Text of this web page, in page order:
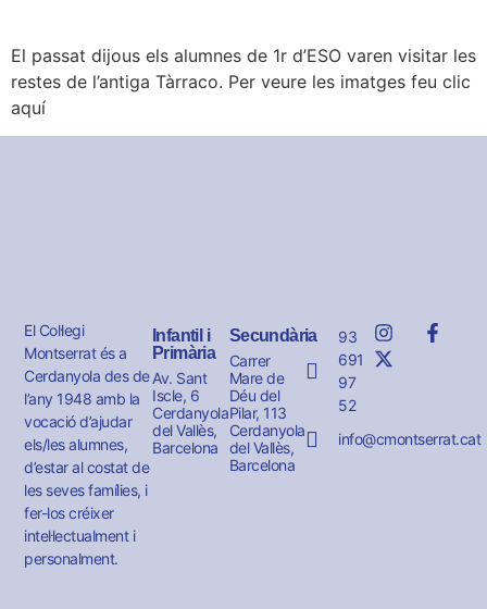
El passat dijous els alumnes de 1r d’ESO varen visitar les
restes de l’antiga Tàrraco. Per veure les imatges feu clic
aquí
El Col·legi
Montserrat és a
Cerdanyola des de
l’any 1948 amb la
vocació d’ajudar
els/les alumnes,
d’estar al costat de
les seves famílies, i
fer-los créixer
intel·lectualment i
personalment.
Infantil i
Primària
Av. Sant
Iscle, 6
Cerdanyola
del Vallès,
Barcelona
Secundària
Carrer
Mare de
Déu del
Pilar, 113
Cerdanyola
del Vallès,
Barcelona
93
691
97
52
info@cmontserrat.cat